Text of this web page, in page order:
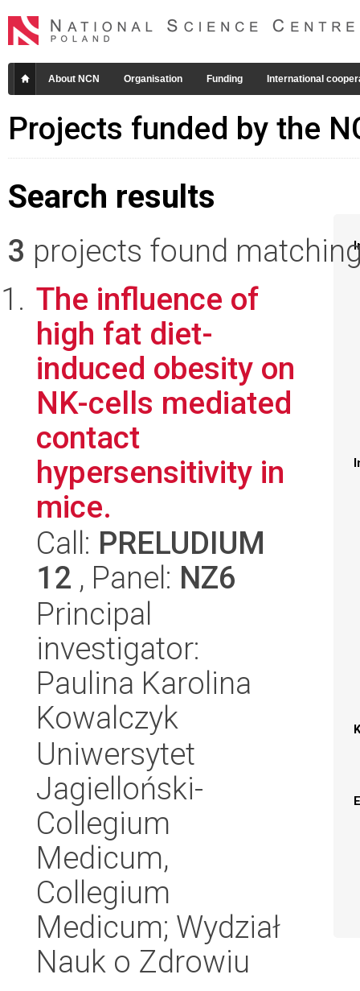
About NCN Organisation Funding International
Projects funded by the
Search results
3 projects found
The influence of
high fat diet-
induced obesity on
NK-cells mediated
contact
hypersensitivity in
mice.
Call: PRELUDIUM
12 , Panel: NZ6
Principal
investigator:
Paulina Karolina
Kowalczyk
Uniwersytet
Jagielloński-
Collegium
Medicum,
Collegium
Medicum; Wydział
Nauk o Zdrowiu